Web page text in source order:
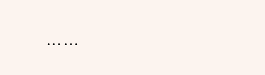
……